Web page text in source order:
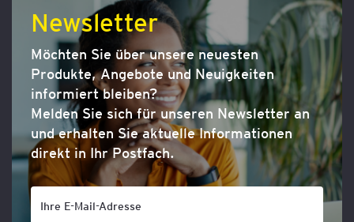
Newsletter
Möchten Sie über unsere neuesten
Produkte, Angebote und Neuigkeiten
informiert bleiben?
Melden Sie sich für unseren Newsletter an
und erhalten Sie aktuelle Informationen
direkt in Ihr Postfach.